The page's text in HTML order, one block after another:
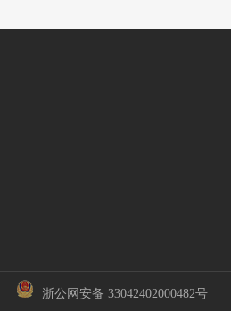
浙公网安备 33042402000482号